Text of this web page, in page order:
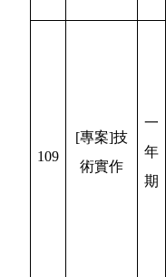
109
[專案]技
術實作
一
年
期